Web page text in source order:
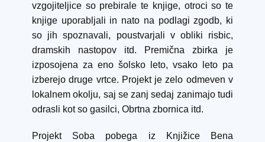
vzgojiteljice so prebirale te knjige, otroci so te
knjige uporabljali in nato na podlagi zgodb, ki
so jih spoznavali, poustvarjali v obliki risbic,
dramskih nastopov itd. Premična zbirka je
izposojena za eno šolsko leto, vsako leto pa
izberejo druge vrtce. Projekt je zelo odmeven v
lokalnem okolju, saj se zanj sedaj zanimajo tudi
odrasli kot so gasilci, Obrtna zbornica itd.
Projekt Soba pobega iz Knjižice Bena